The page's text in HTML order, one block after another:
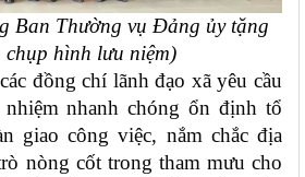
Ban Thường vụ Đảng ủy tặng
hình lưu niệm)
đồng chí lãnh đạo xã yêu cầu
nhanh chóng ổn định tổ
giao công việc, nắm chắc địa
nòng cốt trong tham mưu cho